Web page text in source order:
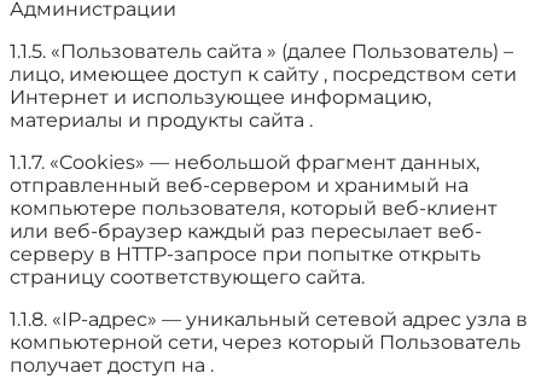
Администрации
1.1.5. «Пользователь сайта » (далее Пользователь) –
лицо, имеющее доступ к сайту , посредством сети
Интернет и использующее информацию,
материалы и продукты сайта .
1.1.7. «Cookies» — небольшой фрагмент данных,
отправленный веб-сервером и хранимый на
компьютере пользователя, который веб-клиент
или веб-браузер каждый раз пересылает веб-
серверу в HTTP-запросе при попытке открыть
страницу соответствующего сайта.
1.1.8. «IP-адрес» — уникальный сетевой адрес узла в
компьютерной сети, через который Пользователь
получает доступ на .